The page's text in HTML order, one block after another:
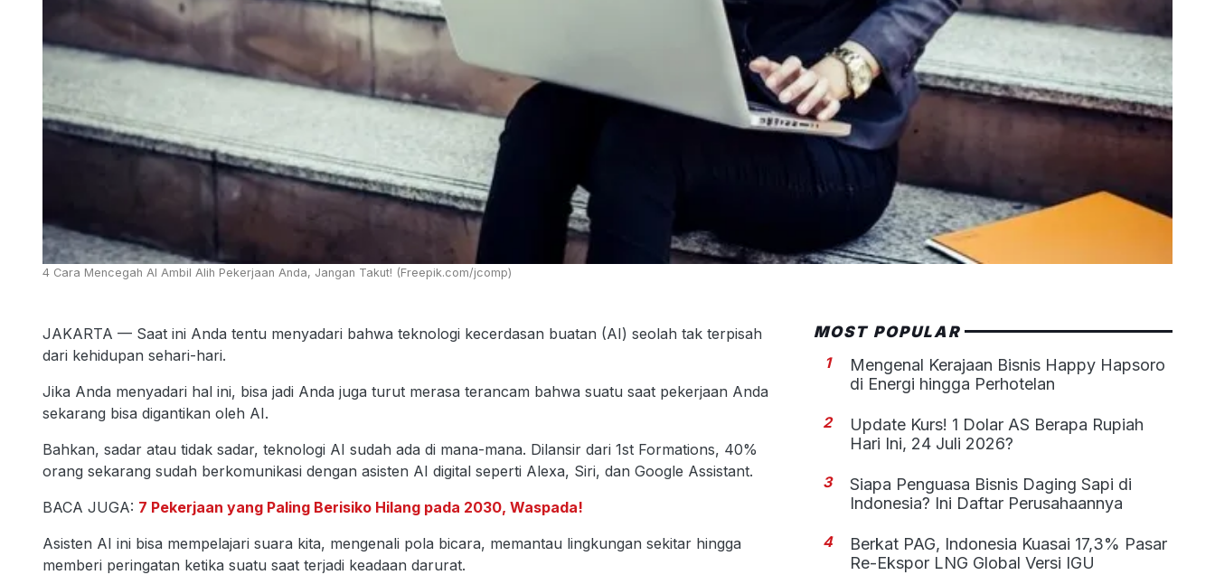
4 Cara Mencegah AI Ambil Alih Pekerjaan Anda, Jangan Takut! (Freepik.com/jcomp)
JAKARTA — Saat ini Anda tentu menyadari bahwa teknologi kecerdasan buatan (AI) seolah tak terpisah
dari kehidupan sehari-hari.
Jika Anda menyadari hal ini, bisa jadi Anda juga turut merasa terancam bahwa suatu saat pekerjaan Anda
sekarang bisa digantikan oleh AI.
Bahkan, sadar atau tidak sadar, teknologi AI sudah ada di mana-mana. Dilansir dari 1st Formations, 40%
orang sekarang sudah berkomunikasi dengan asisten AI digital seperti Alexa, Siri, dan Google Assistant.
BACA JUGA: 7 Pekerjaan yang Paling Berisiko Hilang pada 2030, Waspada!
Asisten AI ini bisa mempelajari suara kita, mengenali pola bicara, memantau lingkungan sekitar hingga
memberi peringatan ketika suatu saat terjadi keadaan darurat.
MOST POPULAR
1
Mengenal Kerajaan Bisnis Happy Hapsoro
di Energi hingga Perhotelan
2
Update Kurs! 1 Dolar AS Berapa Rupiah
Hari Ini, 24 Juli 2026?
3
Siapa Penguasa Bisnis Daging Sapi di
Indonesia? Ini Daftar Perusahaannya
4
Berkat PAG, Indonesia Kuasai 17,3% Pasar
Re-Ekspor LNG Global Versi IGU